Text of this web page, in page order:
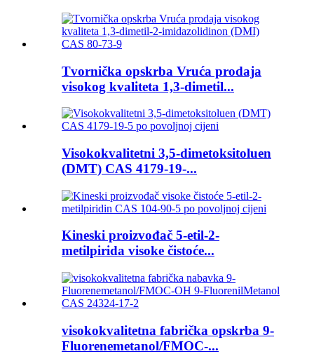
Tvornička opskrba Vruća prodaja
visokog kvaliteta 1,3-dimetil...
Visokokvalitetni 3,5-dimetoksitoluen
(DMT) CAS 4179-19-...
Kineski proizvođač 5-etil-2-
metilpirida visoke čistoće...
visokokvalitetna fabrička opskrba 9-
Fluorenemetanol/FMOC-...